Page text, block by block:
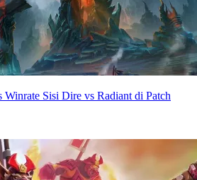
Winrate Sisi Dire vs Radiant di Patch